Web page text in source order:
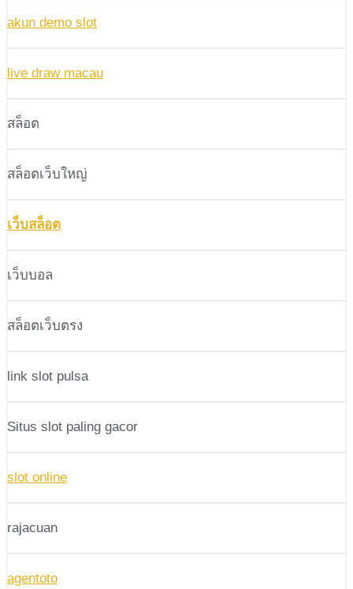
akun demo slot
live draw macau
สล็อต
สล็อตเว็บใหญ่
เว็บสล็อต
เว็บบอล
สล็อตเว็บตรง
link slot pulsa
Situs slot paling gacor
slot online
rajacuan
agentoto